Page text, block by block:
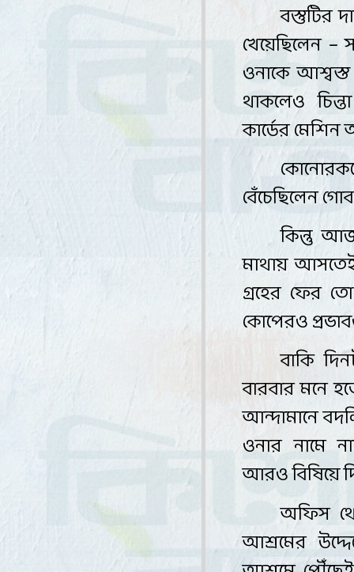
বস্তুটির
খেয়েছিলেন –
ওনাকে
থাকলেও
কার্ডের
বেঁচেছিলেন
কিন্তু
মাথায়
গ্রহের ফের
কোপেরও
বাকি
বারবার মনে
আন্দামানে
ওনার নামে
আরও বিষিয়ে
অফিস
আশ্রমের